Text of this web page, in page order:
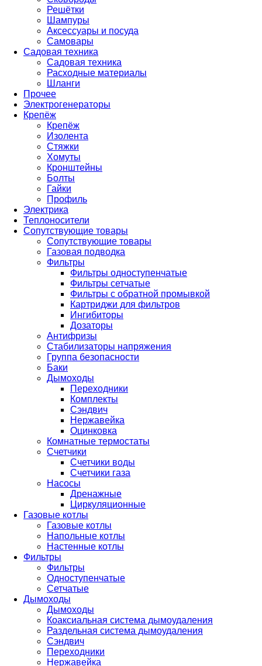
Решётки
Шампуры
Аксессуары и посуда
Самовары
Садовая техника
Садовая техника
Расходные материалы
Шланги
Прочее
Электрогенераторы
Крепёж
Крепёж
Изолента
Стяжки
Хомуты
Кронштейны
Болты
Гайки
Профиль
Электрика
Теплоносители
Сопутствующие товары
Сопутствующие товары
Газовая подводка
Фильтры
Фильтры одноступенчатые
Фильтры сетчатые
Фильтры с обратной промывкой
Картриджи для фильтров
Ингибиторы
Дозаторы
Антифризы
Стабилизаторы напряжения
Группа безопасности
Баки
Дымоходы
Переходники
Комплекты
Сэндвич
Нержавейка
Оцинковка
Комнатные термостаты
Счетчики
Счетчики воды
Счетчики газа
Насосы
Дренажные
Циркуляционные
Газовые котлы
Газовые котлы
Напольные котлы
Настенные котлы
Фильтры
Фильтры
Одноступенчатые
Сетчатые
Дымоходы
Дымоходы
Коаксиальная система дымоудаления
Раздельная система дымоудаления
Сэндвич
Переходники
Нержавейка